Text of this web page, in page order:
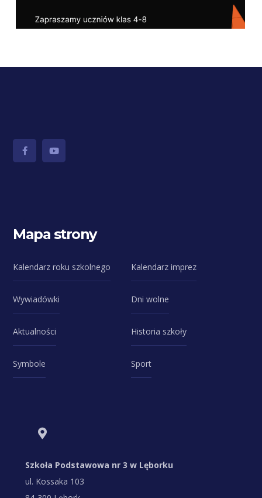
Mapa strony
Kalendarz roku szkolnego Kalendarz imprez
Wywiadówki Dni wolne
Aktualności Historia szkoły
Symbole Sport
Szkoła Podstawowa nr 3 w Lęborku
ul. Kossaka 103